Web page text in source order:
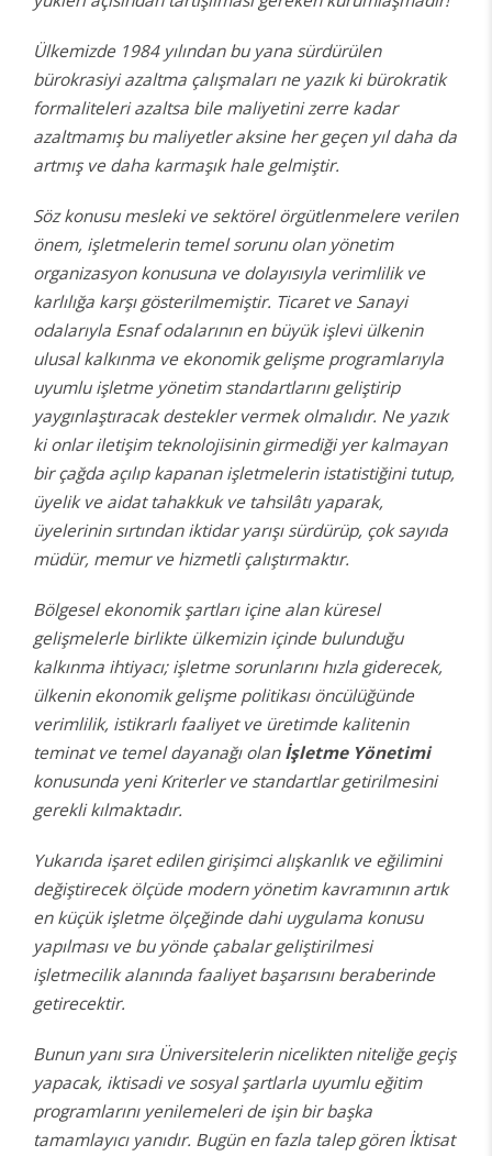
Ülkemizde 1984 yılından bu yana sürdürülen
bürokrasiyi azaltma çalışmaları ne yazık ki bürokratik
formaliteleri azaltsa bile maliyetini zerre kadar
azaltmamış bu maliyetler aksine her geçen yıl daha da
artmış ve daha karmaşık hale gelmiştir.
Söz konusu mesleki ve sektörel örgütlenmelere verilen
önem, işletmelerin temel sorunu olan yönetim
organizasyon konusuna ve dolayısıyla verimlilik ve
karlılığa karşı gösterilmemiştir. Ticaret ve Sanayi
odalarıyla Esnaf odalarının en büyük işlevi ülkenin
ulusal kalkınma ve ekonomik gelişme programlarıyla
uyumlu işletme yönetim standartlarını geliştirip
yaygınlaştıracak destekler vermek olmalıdır. Ne yazık
ki onlar iletişim teknolojisinin girmediği yer kalmayan
bir çağda açılıp kapanan işletmelerin istatistiğini tutup,
üyelik ve aidat tahakkuk ve tahsilâtı yaparak,
üyelerinin sırtından iktidar yarışı sürdürüp, çok sayıda
müdür, memur ve hizmetli çalıştırmaktır.
Bölgesel ekonomik şartları içine alan küresel
gelişmelerle birlikte ülkemizin içinde bulunduğu
kalkınma ihtiyacı; işletme sorunlarını hızla giderecek,
ülkenin ekonomik gelişme politikası öncülüğünde
verimlilik, istikrarlı faaliyet ve üretimde kalitenin
teminat ve temel dayanağı olanİşletme Yönetimi
konusunda yeni Kriterler ve standartlar getirilmesini
gerekli kılmaktadır.
Yukarıda işaret edilen girişimci alışkanlık ve eğilimini
değiştirecek ölçüde modern yönetim kavramının artık
en küçük işletme ölçeğinde dahi uygulama konusu
yapılması ve bu yönde çabalar geliştirilmesi
işletmecilik alanında faaliyet başarısını beraberinde
getirecektir.
Bunun yanı sıra Üniversitelerin nicelikten niteliğe geçiş
yapacak, iktisadi ve sosyal şartlarla uyumlu eğitim
programlarını yenilemeleri de işin bir başka
tamamlayıcı yanıdır. Bugün en fazla talep gören İktisat